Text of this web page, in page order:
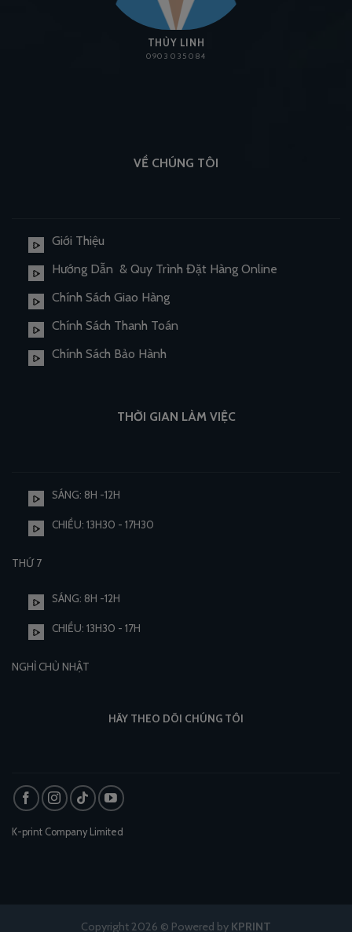
THÙY LINH
0903 035 084
VỀ CHÚNG TÔI
Giới Thiệu
Hướng Dẫn & Quy Trình Đặt Hàng Online
Chính Sách Giao Hàng
Chính Sách Thanh Toán
Chính Sách Bảo Hành
THỜI GIAN LÀM VIỆC
SÁNG: 8H -12H
CHIỀU: 13H30 - 17H30
THỨ 7
SÁNG: 8H -12H
CHIỀU: 13H30 - 17H
NGHỈ CHỦ NHẬT
HÃY THEO DÕI CHÚNG TÔI
K-print Company Limited
Copyright 2026 © Powered by KPRINT